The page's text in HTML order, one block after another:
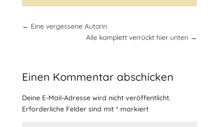
← Eine vergessene Autorin
Alle komplett verrückt hier unten →
Einen Kommentar abschicken
Deine E-Mail-Adresse wird nicht veröffentlicht.
Erforderliche Felder sind mit * markiert